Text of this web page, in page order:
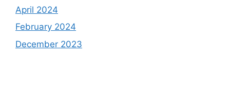
April 2024
February 2024
December 2023